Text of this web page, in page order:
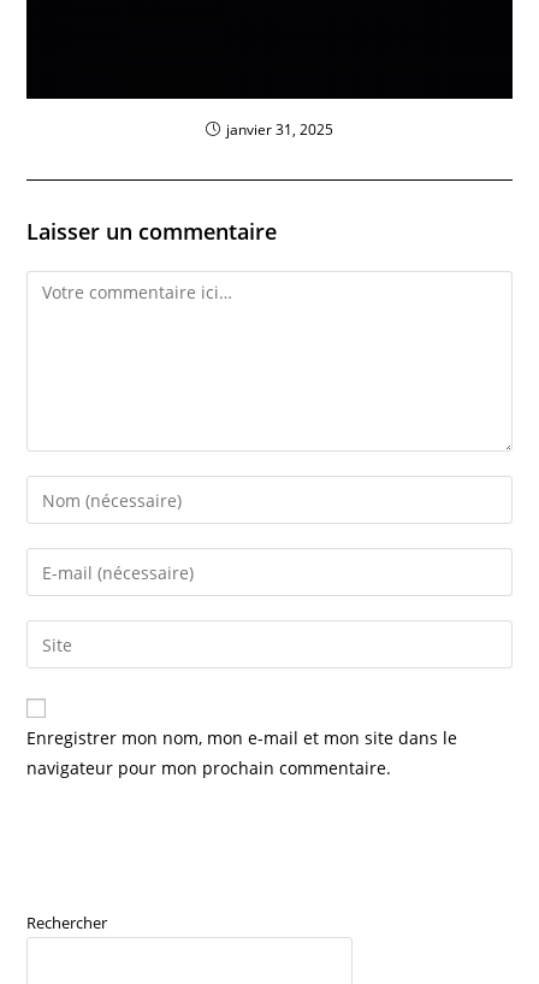
janvier 31, 2025
Laisser un commentaire
Comment
Enter
your
name
comment
Enter
your
email
address
comment
Saisir
l’URL
de
votre
(facultatif)
Enregistrer mon nom, mon e-mail et mon site dans le
navigateur pour mon prochain commentaire.
Rechercher